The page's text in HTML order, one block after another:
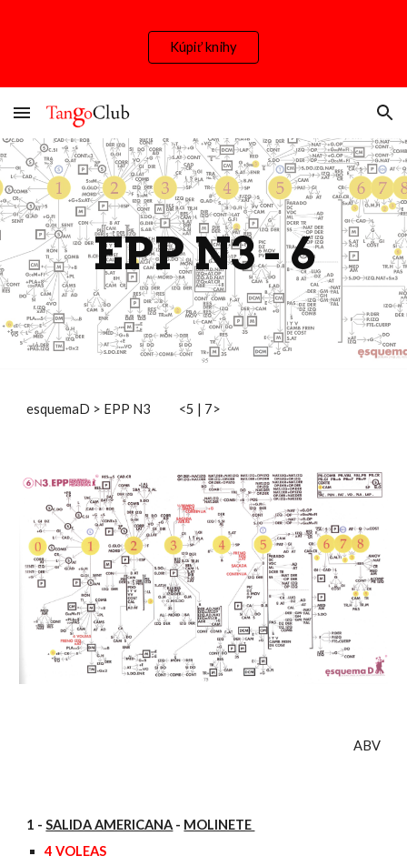
Kúpiť knihy
EPP N3 -6
esquemaD > EPP N3 <5 | 7>
ABV
1 -SALIDA AMERICANA - MOLINETE
4 VOLEAS